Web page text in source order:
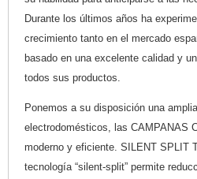
Durante los últimos años ha
crecimiento tanto en el mercado
basado en una excelente calidad y
todos sus productos.
Ponemos a su disposición una
electrodomésticos, las CAMPANAS
moderno y eficiente. SILENT SPLIT
tecnología “silent-split” permite